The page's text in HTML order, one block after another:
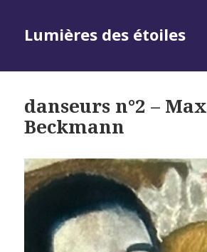
Lumières des étoiles
danseurs n°2 – Max
Beckmann